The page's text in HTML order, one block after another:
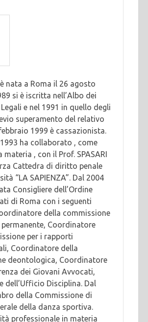
è nata a Roma il 26 agosto
si è iscritta nell’Albo dei
e nel 1991 in quello degli
superamento del relativo
1999 è cassazionista.
ha collaborato , come
materia , con il Prof. SPASARI
Cattedra di diritto penale
“LA SAPIENZA”. Dal 2004
Consigliere dell’Ordine
di Roma con i seguenti
della commissione
Coordinatore
per i rapporti
Coordinatore della
deontologica, Coordinatore
dei Giovani Avvocati,
dell’Ufficio Disciplina. Dal
della Commissione di
della danza sportiva.
professionale in materia